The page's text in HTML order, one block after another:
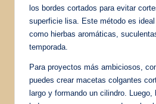
los bordes cortados para evitar
superficie lisa. Este método es
como hierbas aromáticas,
temporada.
Para proyectos más ambiciosos,
puedes crear macetas colgantes
largo y formando un cilindro. Luego,